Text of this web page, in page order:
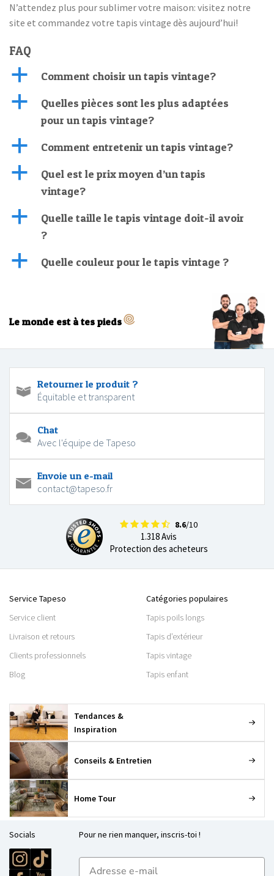
N’attendez plus pour sublimer votre maison: visitez notre
site et commandez votre tapis vintage dès aujourd’hui!
FAQ
a Comment choisir un tapis vintage?
a
Quelles pièces sont les plus adaptées
pour un tapis vintage?
a Comment entretenir un tapis vintage?
a
Quel est le prix moyen d’un tapis
vintage?
a
Quelle taille le tapis vintage doit-il avoir
?
a Quelle couleur pour le tapis vintage ?
Le monde est à tes pieds
Retourner le produit ?
Équitable et transparent
Chat
Avec l'équipe de Tapeso
Envoie un e-mail
contact@tapeso.fr
8.6/10
1.318 Avis
Protection des acheteurs
Service Tapeso
Service client
Livraison et retours
Clients professionnels
Blog
Catégories populaires
Tapis poils longs
Tapis d’extérieur
Tapis vintage
Tapis enfant
Tendances &
Inspiration
Conseils & Entretien
Home Tour
Socials Pour ne rien manquer, inscris-toi !
E-mailadres